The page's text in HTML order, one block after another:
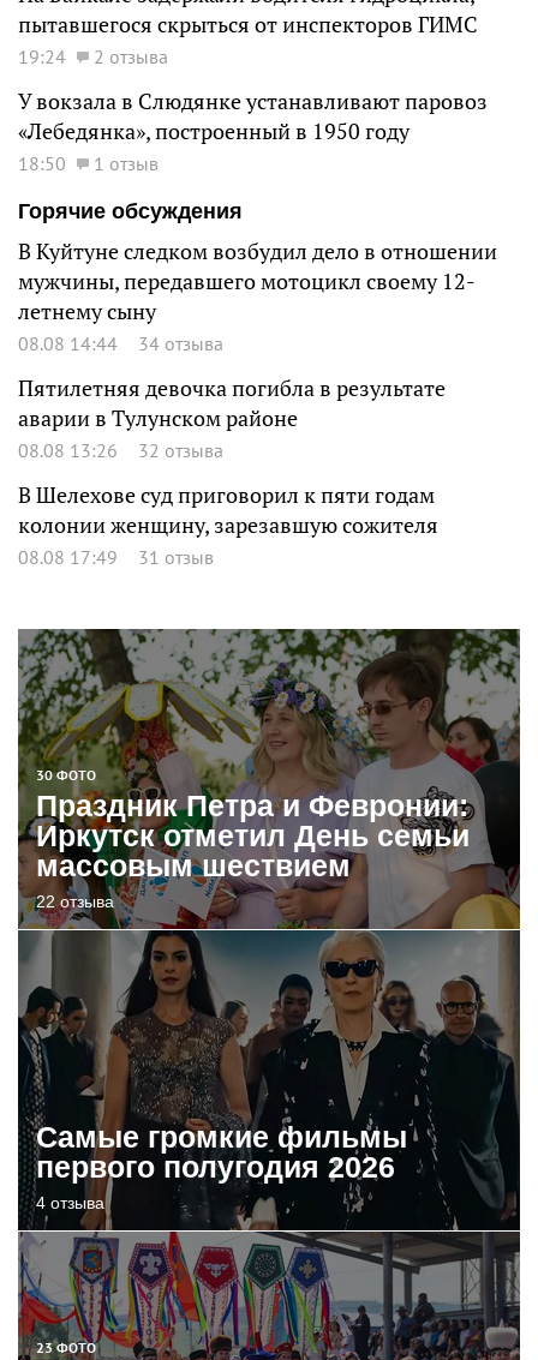
пытавшегося скрыться от инспекторов ГИМС
19:24 2 отзыва
У вокзала в Слюдянке устанавливают паровоз
«Лебедянка», построенный в 1950 году
18:50
1 отзыв
Горячие обсуждения
В Куйтуне следком возбудил дело в отношении
мужчины, передавшего мотоцикл своему 12-
летнему сыну
08.08 14:44 34 отзыва
Пятилетняя девочка погибла в результате
аварии в Тулунском районе
08.08 13:26 32 отзыва
В Шелехове суд приговорил к пяти годам
колонии женщину, зарезавшую сожителя
08.08 17:49 31 отзыв
30 ФОТО
Праздник Петра и Февронии:
Иркутск отметил День семьи
массовым шествием
22 отзыва
Самые громкие фильмы
первого полугодия 2026
4 отзыва
23 ФОТО